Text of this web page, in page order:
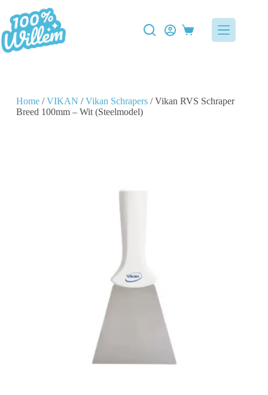
Home/VIKAN /Vikan Schrapers/ Vikan RVS Schraper
Breed 100mm – Wit (Steelmodel)